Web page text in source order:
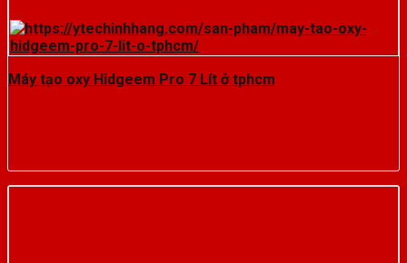
Máy tạo oxy Hidgeem Pro 7 Lít ở tphcm